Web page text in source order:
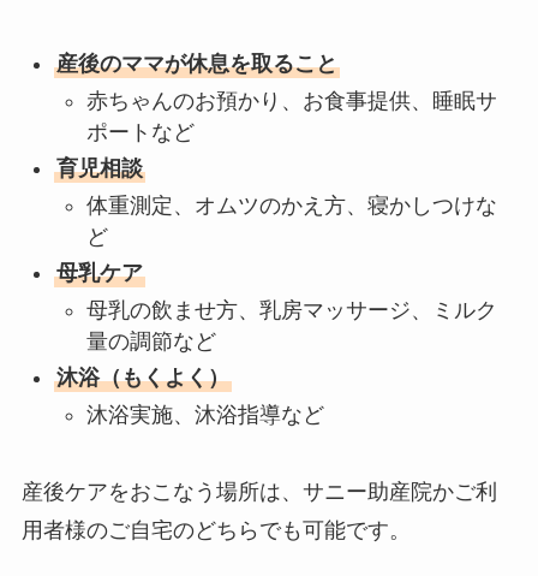
産後のママが休息を取ること
赤ちゃんのお預かり、お食事提供、睡眠サ
ポートなど
育児相談
体重測定、オムツのかえ方、寝かしつけな
ど
母乳ケア
母乳の飲ませ方、乳房マッサージ、ミルク
量の調節など
沐浴（もくよく）
沐浴実施、沐浴指導など
産後ケアをおこなう場所は、サニー助産院かご利
用者様のご自宅のどちらでも可能です。